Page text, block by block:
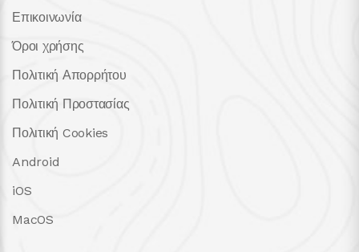
Επικοινωνία
Όροι χρήσης
Πολιτική Απορρήτου
Πολιτική Προστασίας
Πολιτική Cookies
Android
iOS
MacOS